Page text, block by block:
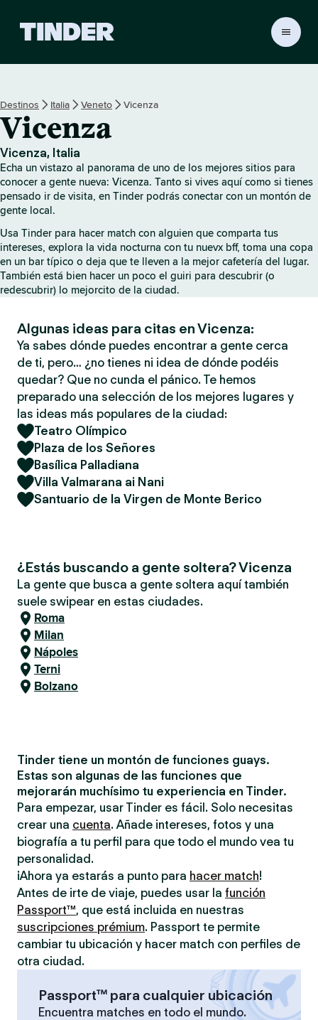
r
c
i
o
Destinos Italia Veneto Vicenza
Vicenza
Vicenza, Italia
Echa un vistazo al panorama de uno de los mejores sitios para
conocer a gente nueva: Vicenza. Tanto si vives aquí como si tienes
pensado ir de visita, en Tinder podrás conectar con un montón de
gente local.
Usa Tinder para hacer match con alguien que comparta tus
intereses, explora la vida nocturna con tu nuevx bff, toma una copa
en un bar típico o deja que te lleven a la mejor cafetería del lugar.
También está bien hacer un poco el guiri para descubrir (o
redescubrir) lo mejorcito de la ciudad.
Algunas ideas para citas en Vicenza:
Ya sabes dónde puedes encontrar a gente cerca
de ti, pero… ¿no tienes ni idea de dónde podéis
quedar? Que no cunda el pánico. Te hemos
preparado una selección de los mejores lugares y
las ideas más populares de la ciudad:
Teatro Olímpico
Plaza de los Señores
Basílica Palladiana
Villa Valmarana ai Nani
Santuario de la Virgen de Monte Berico
¿Estás buscando a gente soltera? Vicenza
La gente que busca a gente soltera aquí también
suele swipear en estas ciudades.
Roma
Milan
Nápoles
Terni
Bolzano
Tinder tiene un montón de funciones guays.
Estas son algunas de las funciones que
mejorarán muchísimo tu experiencia en Tinder.
Para empezar, usar Tinder es fácil. Solo necesitas
crear una cuenta. Añade intereses, fotos y una
biografía a tu perfil para que todo el mundo vea tu
personalidad.
¡Ahora ya estarás a punto para hacer match!
Antes de irte de viaje, puedes usar la función
Passport™, que está incluida en nuestras
suscripciones prémium. Passport te permite
cambiar tu ubicación y hacer match con perfiles de
otra ciudad.
Passport™ para cualquier ubicación
Encuentra matches en todo el mundo.